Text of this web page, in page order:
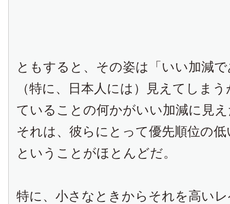
ともすると、その姿は「いい加減
（特に、日本人には）見えてしま
ていることの何かがいい加減に見
それは、彼らにとって優先順位の
ということがほとんどだ。
特に、小さなときからそれを高い